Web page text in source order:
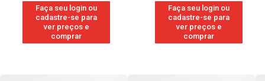
Faça seu login ou
cadastre-se para
ver preços e
comprar
Faça seu login ou
cadastre-se para
ver preços e
comprar